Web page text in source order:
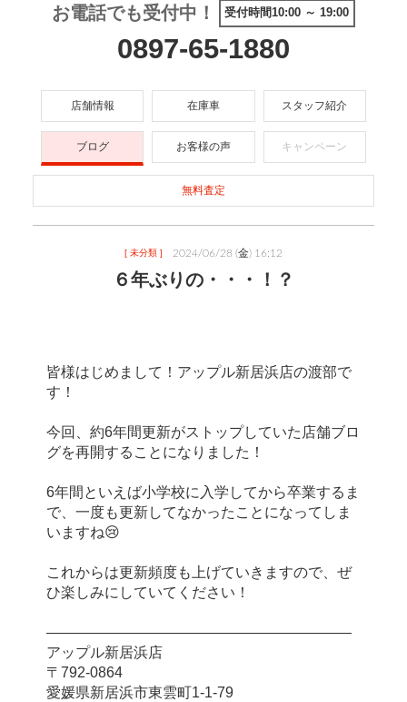
お電話でも受付中！ 受付時間10:00 ～ 19:00
0897-65-1880
店舗情報 在庫車 スタッフ紹介
ブログ お客様の声 キャンペーン
無料査定
[ 未分類 ] 2024/06/28 (金) 16:12
６年ぶりの・・・！？
皆様はじめまして！アップル新居浜店の渡部で
す！
今回、約6年間更新がストップしていた店舗ブロ
グを再開することになりました！
6年間といえば小学校に入学してから卒業するま
で、一度も更新してなかったことになってしま
いますね😢
これからは更新頻度も上げていきますので、ぜ
ひ楽しみにしていてください！
―――――――――――――――――――――
アップル新居浜店
〒792-0864
愛媛県新居浜市東雲町1-1-79